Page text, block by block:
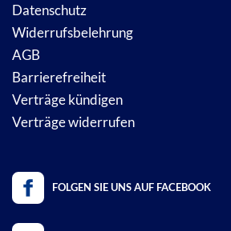
Datenschutz
Widerrufsbelehrung
AGB
Barrierefreiheit
Verträge kündigen
Verträge widerrufen
FOLGEN SIE UNS AUF FACEBOOK